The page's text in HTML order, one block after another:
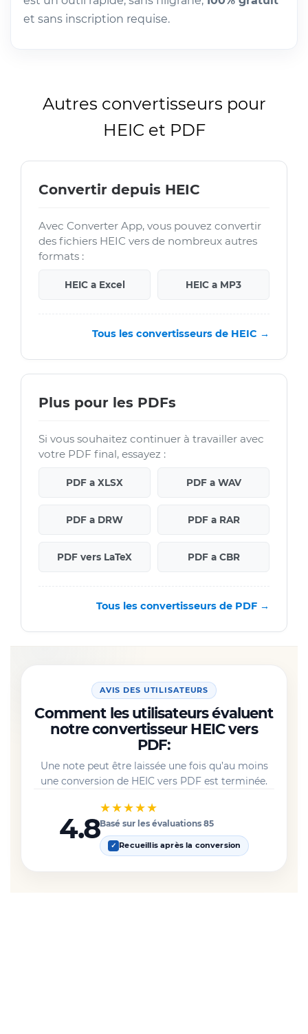
et sans inscription requise.
Autres convertisseurs pour
HEIC et PDF
Convertir depuis HEIC
Avec Converter App, vous pouvez convertir
des fichiers HEIC vers de nombreux autres
formats :
HEIC a Excel HEIC a MP3
Tous les convertisseurs de HEIC →
Plus pour les PDFs
Si vous souhaitez continuer à travailler avec
votre PDF final, essayez :
PDF a XLSX PDF a WAV
PDF a DRW PDF a RAR
PDF vers LaTeX PDF a CBR
Tous les convertisseurs de PDF →
AVIS DES UTILISATEURS
Comment les utilisateurs évaluent
notre convertisseur HEIC vers
PDF:
Une note peut être laissée une fois qu’au moins
une conversion de HEIC vers PDF est terminée.
4.8
★★★★★
Basé sur les évaluations 85
✓ Recueillis après la conversion